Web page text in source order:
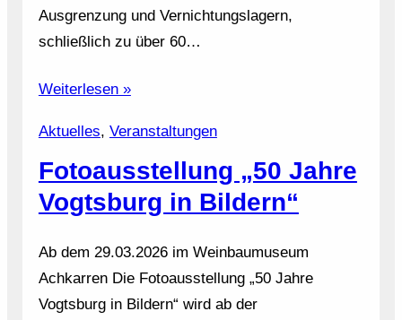
Ausgrenzung und Vernichtungslagern,
schließlich zu über 60…
Weiterlesen »
Aktuelles, Veranstaltungen
Fotoausstellung „50 Jahre
Vogtsburg in Bildern“
Ab dem 29.03.2026 im Weinbaumuseum
Achkarren Die Fotoausstellung „50 Jahre
Vogtsburg in Bildern“ wird ab der